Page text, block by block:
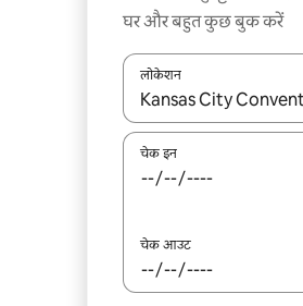
घर और बहुत कुछ बुक करें
लोकेशन
नतीजों के उपलब्ध होने पर,
चेक इन
चेक आउट